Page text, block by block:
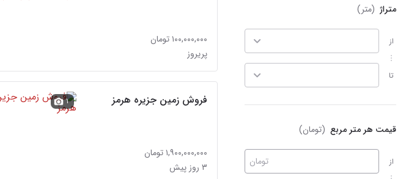
متراژ (متر)
از
تا
قیمت هر متر مربع (تومان)
از تومان
۱۰۰,۰۰۰,۰۰۰ تومان
پریروز
فروش زمین جزیره هرمز
۱,۹۰۰,۰۰۰,۰۰۰ تومان
۳ روز پیش
۱